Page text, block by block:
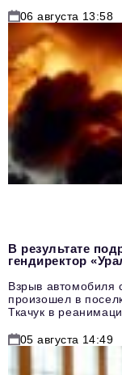
06 августа 13:58
В результате
гендиректор
Взрыв автомобиля
произошел в
Ткачук в
05 августа 14:49